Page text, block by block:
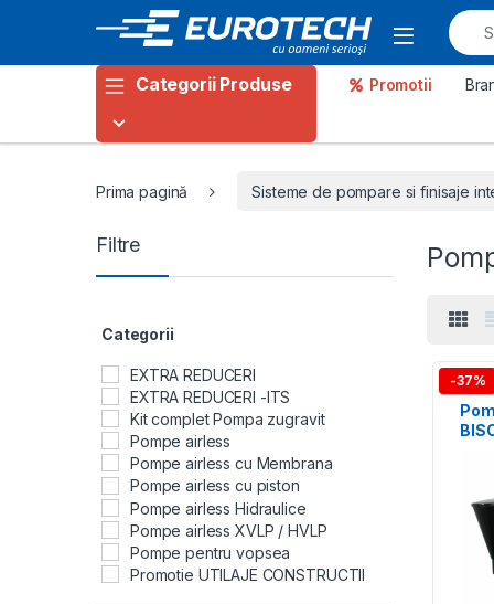
Categorii Produse Promotii
Prima pagină Sisteme de pompare si finisaje
-37%
Filtre
Categorii
EXTRA REDUCERI
EXTRA REDUCERI -ITS
Kit complet Pompa zugravit
Pompe airless
Pompe airless cu Membrana
Pompe airless cu piston
Pompe airless Hidraulice
Pompe airless XVLP / HVLP
Pompe pentru vopsea
Promotie UTILAJE CONSTRUCTII